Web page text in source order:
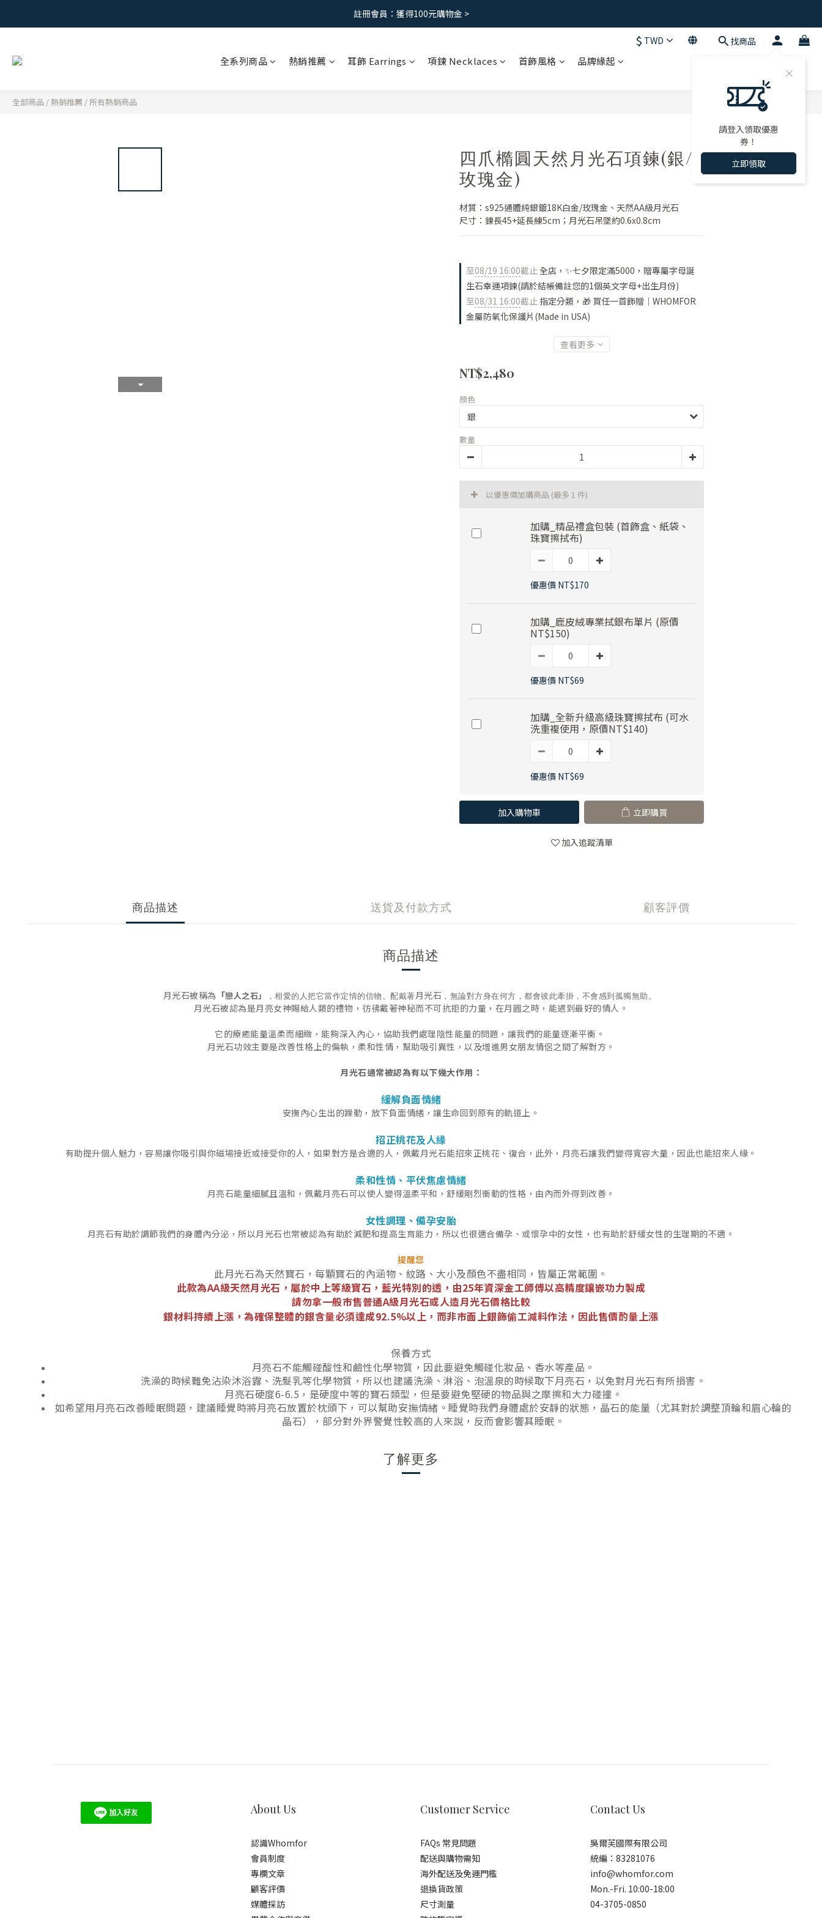
免運優惠｜台灣滿 1500 ，港澳滿2500
$ TWD 找商品
請登入領取優惠
券！
立即領取
全系列商品 熱銷推薦 耳飾 Earrings 項鍊 Necklaces 首飾風格 品牌緣起
全部商品 /熱銷推薦 / 所有熱銷商品
四爪橢圓天然月光石項鍊(銀/
玫瑰金)
材質：s925通體純銀鍍18K白金/玫瑰金、天然AA級月光石
尺寸：鍊長45+延長練5cm；月光石吊墜約0.6x0.8cm
至08/19 16:00截止全店，✨七夕限定滿5000，贈專屬字母誕
生石幸運項鍊(請於結帳備註您的1個英文字母+出生月份)
至08/31 16:00截止 指定分類，🎁 買任一首飾贈｜WHOMFOR
金屬防氧化保護片(Made in USA)
查看更多
NT$2,480
顏色
數量
以優惠價加購商品 (最多 1 件)
加購_精品禮盒包裝 (首飾盒、紙袋、
珠寶擦拭布)
優惠價 NT$170
加購_鹿皮絨專業拭銀布單片 (原價
NT$150)
優惠價 NT$69
加購_全新升級高級珠寶擦拭布 (可水
洗重複使用，原價NT$140)
優惠價 NT$69
加入購物車 立即購買
加入追蹤清單
商品描述 送貨及付款方式 顧客評價
商品描述
月光石被稱為 「戀人之石」 ，相愛的人把它當作定情的信物。配戴著月光石 ，無論對方身在何方，都會彼此牽掛，不會感到孤獨無助。
月光石被認為是月亮女神賜給人類的禮物，彷彿戴著神秘而不可抗拒的力量，在月圓之時，能遇到最好的情人。
它的療癒能量溫柔而細緻，能夠深入內心，協助我們處理陰性能量的問題，讓我們的能量逐漸平衡。
月光石功效主要是改善性格上的偏執，柔和性情，幫助吸引異性，以及增進男女朋友情侶之間了解對方。
月光石通常被認為有以下幾大作用：
緩解負面情緒
安撫內心生出的躁動，放下負面情緒，讓生命回到原有的軌道上。
招正桃花及人緣
有助提升個人魅力，容易讓你吸引與你磁場接近或接受你的人，如果對方是合適的人，佩戴月光石能招來正桃花、復合，此外，月亮石讓我們變得寬容大量，因此也能招來人緣。
柔和性情、平伏焦慮情緒
月亮石能量細膩且溫和，佩戴月亮石可以使人變得溫柔平和，舒緩剛烈衝動的性格，由內而外得到改善。
女性調理、備孕安胎
月亮石有助於調節我們的身體內分泌，所以月光石也常被認為有助於減肥和提高生育能力，所以也很適合備孕、或懷孕中的女性，也有助於舒緩女性的生理期的不適。
提醒您
此月光石為天然寶石，每顆寶石的內涵物、紋路、大小及顏色不盡相同，皆屬正常範圍。
此款為AA級天然月光石，屬於中上等級寶石，藍光特別的透，由25年資深金工師傅以高精度鑲嵌功力製成
請勿拿一般市售普通A級月光石或人造月光石價格比較
銀材料持續上漲，為確保整體的銀含量必須達成92.5%以上，而非市面上銀飾偷工減料作法，因此售價酌量上漲
保養方式
月亮石不能觸碰酸性和鹼性化學物質，因此要避免觸碰化妝品、香水等產品。
洗澡的時候難免沾染沐浴露、洗髮乳等化學物質，所以也建議洗澡、淋浴、泡溫泉的時候取下月亮石，以免對月光石有所損害。
月亮石硬度6-6.5，是硬度中等的寶石類型，但是要避免堅硬的物品與之摩擦和大力碰撞。
如希望用月亮石改善睡眠問題，建議睡覺時將月亮石放置於枕頭下，可以幫助安撫情緒。睡覺時我們身體處於安靜的狀態，晶石的能量（尤其對於調整頂輪和眉心輪的
晶石），部分對外界警覺性較高的人來說，反而會影響其睡眠。
了解更多
About Us
認識Whomfor
會員制度
專欄文章
顧客評價
媒體採訪
Customer Service
FAQs 常見問題
配送與購物需知
海外配送及免運門檻
退換貨政策
尺寸測量
Contact Us
吳爾芙國際有限公司
統編：83281076
info@whomfor.com
Mon.-Fri. 10:00-18:00
04-3705-0850